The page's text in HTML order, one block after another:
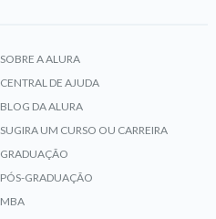
SOBRE A ALURA
CENTRAL DE AJUDA
BLOG DA ALURA
SUGIRA UM CURSO OU CARREIRA
GRADUAÇÃO
PÓS-GRADUAÇÃO
MBA